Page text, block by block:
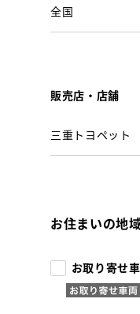
全国
販売店・店舗
三重トヨペット
お住まいの地
お取り寄せ